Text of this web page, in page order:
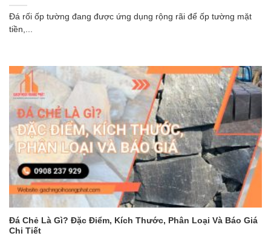
Đá rối ốp tường đang được ứng dụng rộng rãi để ốp tường mặt
tiền,...
Đá Chẻ Là Gì? Đặc Điểm, Kích Thước, Phân Loại Và Báo Giá
Chi Tiết